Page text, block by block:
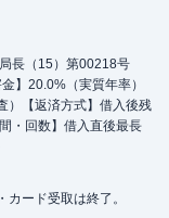
長（15）第00218号
】20.0%（実質年率）
）【返済方式】借入後残
・回数】借入直後最長
ード受取は終了。